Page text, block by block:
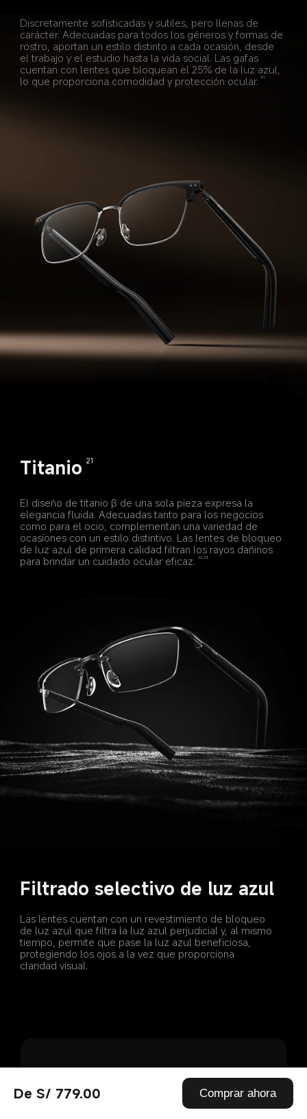
De S/ 779.00 Comprar ahora
Discretamente sofisticadas y sutiles, pero llenas de
carácter. Adecuadas para todos los géneros y formas de
rostro, aportan un estilo distinto a cada ocasión, desde
el trabajo y el estudio hasta la vida social. Las gafas
cuentan con lentes que bloquean el 25% de la luz azul,
lo que proporciona comodidad y protección ocular. 20
Titanio 21
El diseño de titanio β de una sola pieza expresa la
elegancia fluida. Adecuadas tanto para los negocios
como para el ocio, complementan una variedad de
ocasiones con un estilo distintivo. Las lentes de bloqueo
de luz azul de primera calidad filtran los rayos dañinos
para brindar un cuidado ocular eficaz.
22,23
Filtrado selectivo de luz azul
Las lentes cuentan con un revestimiento de bloqueo
de luz azul que filtra la luz azul perjudicial y, al mismo
tiempo, permite que pase la luz azul beneficiosa,
protegiendo los ojos a la vez que proporciona
claridad visual.